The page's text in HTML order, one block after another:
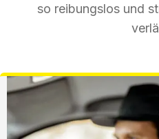
so reibungslos und